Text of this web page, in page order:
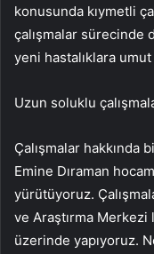
konusunda kıymetli
çalışmalar sürecinde
yeni hastalıklara
Uzun soluklu
Çalışmalar hakkında
Emine Dıraman
yürütüyoruz.
ve Araştırma Merkezi
üzerinde yapıyoruz.